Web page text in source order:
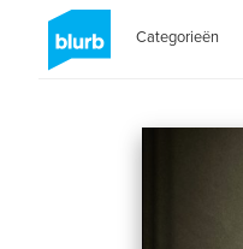
Categorieën